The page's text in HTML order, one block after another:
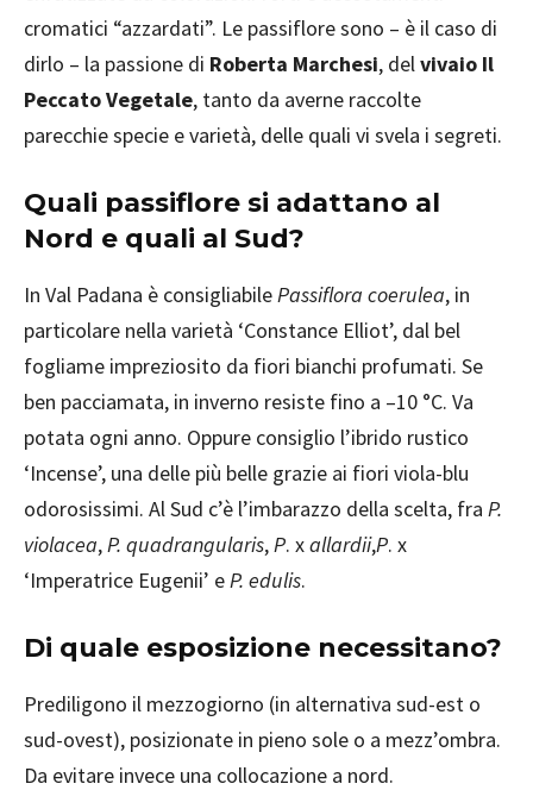
cromatici “azzardati”. Le passiflore sono – è il caso di
dirlo – la passione di Roberta Marchesi, delvivaio Il
Peccato Vegetale, tanto da averne raccolte
parecchie specie e varietà, delle quali vi svela i segreti.
Quali passiflore si adattano al
Nord e quali al Sud?
In Val Padana è consigliabilePassiflora coerulea, in
particolare nella varietà ‘Constance Elliot’, dal bel
fogliame impreziosito da fiori bianchi profumati. Se
ben pacciamata, in inverno resiste fino a –10 °C. Va
potata ogni anno. Oppure consiglio l’ibrido rustico
‘Incense’, una delle più belle grazie ai fiori viola-blu
odorosissimi. Al Sud c’è l’imbarazzo della scelta, fra P.
violacea,P. quadrangularis,P. xallardii,P. x
‘Imperatrice Eugenii’ eP. edulis.
Di quale esposizione necessitano?
Prediligono il mezzogiorno (in alternativa sud-est o
sud-ovest), posizionate in pieno sole o a mezz’ombra.
Da evitare invece una collocazione a nord.